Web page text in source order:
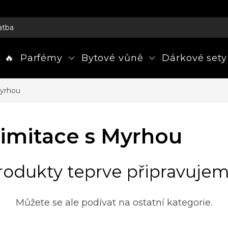
🔥 Parfémy Bytové vůně Dárkové sety
s Myrhou
teprve
Můžete se ale podívat na ostatní kategorie.